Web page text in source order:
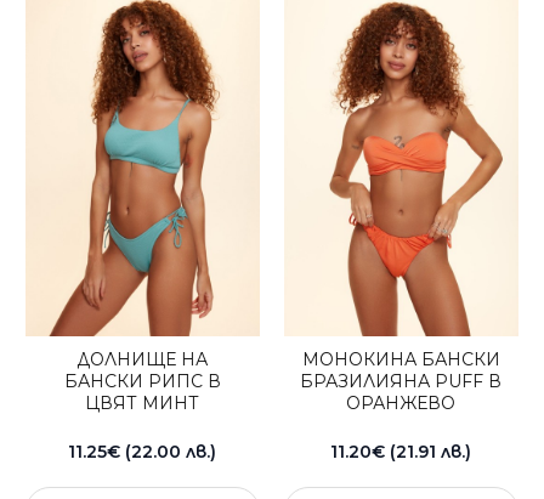
ДОЛНИЩЕ НА
БАНСКИ РИПС В
ЦВЯТ МИНТ
11.25€ (22.00 лв.)
МОНОКИНА БАНСКИ
БРАЗИЛИЯНА PUFF В
ОРАНЖЕВО
11.20€ (21.91 лв.)